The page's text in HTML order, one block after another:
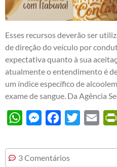
Esses recursos deverão ser
de direção do veículo por
expectativa quanto à sua
atualmente o entendimento é
um índice específico de
exame de sangue. Da Agência
WhatsAppMessengerFacebook
Twitter Email
3 Comentários